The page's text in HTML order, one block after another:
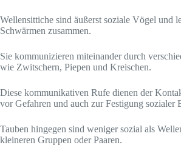
Wellensittiche sind äußerst soziale Vögel und
Schwärmen zusammen.
Sie kommunizieren miteinander durch
wie Zwitschern, Piepen und Kreischen.
Diese kommunikativen Rufe dienen der
vor Gefahren und auch zur Festigung sozialer
Tauben hingegen sind weniger sozial als
kleineren Gruppen oder Paaren.